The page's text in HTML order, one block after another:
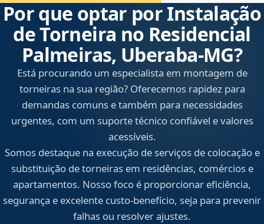
Por que optar por Instalação
de Torneira no Residencial
Palmeiras, Uberaba‑MG?
Está procurando um especialista em montagem de
torneiras na sua região? Oferecemos rapidez para
demandas comuns e também para necessidades
urgentes, com um suporte técnico confiável e valores
acessíveis.
Somos destaque na execução de serviços de colocação e
substituição de torneiras em residências, comércios e
apartamentos. Nosso foco é proporcionar eficiência,
segurança e excelente custo-benefício, seja para prevenir
falhas ou resolver ajustes.